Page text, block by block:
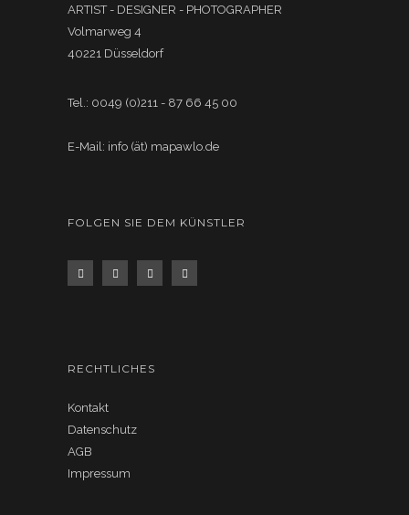
ARTIST - DESIGNER - PHOTOGRAPHER
Volmarweg 4
40221 Düsseldorf
Tel.: 0049 (0)211 - 87 66 45 00
E-Mail: info (ät) mapawlo.de
FOLGEN SIE DEM KÜNSTLER
RECHTLICHES
Kontakt
Datenschutz
AGB
Impressum